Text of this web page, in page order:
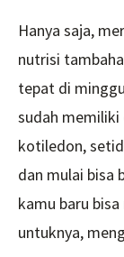
Hanya saja,
nutrisi
tepat di
sudah memiliki
kotiledon,
dan mulai bisa
kamu baru
untuknya,